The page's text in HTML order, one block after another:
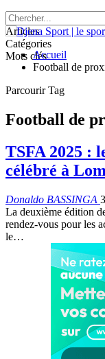
Articles
Catégories
Mots clésAccueil
Football de
Parcourir Tag
Football de
TSFA 2025 :
célébré à
Donaldo BASSINGA
La deuxième édition
rendez-vous pour les
le…